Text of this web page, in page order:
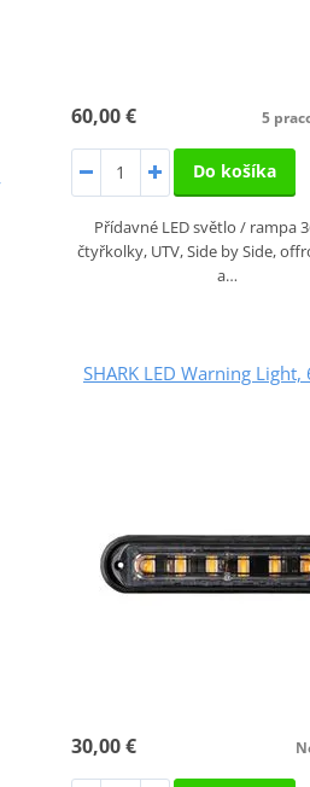
60,00 € 5
Do košíka
Přídavné LED světlo / rampa
čtyřkolky, UTV, Side by Side,
a…
SHARK LED Warning
30,00 €